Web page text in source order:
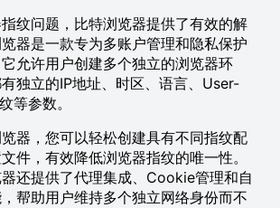
问题，比特浏览器提供了有效的解
器是一款专为多账户管理和隐私保护
允许用户创建多个独立的浏览器环
独立的IP地址、时区、语言、User-
等参数。
，您可以轻松创建具有不同指纹配
件，有效降低浏览器指纹的唯一性。
还提供了代理集成、Cookie管理和自
帮助用户维持多个独立网络身份而不